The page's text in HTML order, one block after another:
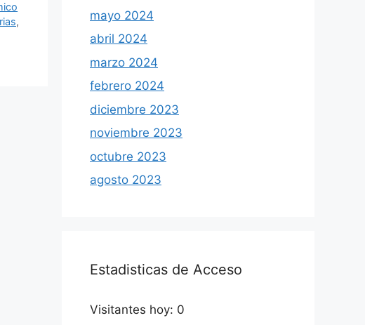
,
mayo 2024
abril 2024
marzo 2024
febrero 2024
diciembre 2023
noviembre 2023
octubre 2023
agosto 2023
Estadisticas de Acceso
Visitantes hoy: 0